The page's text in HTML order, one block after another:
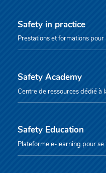
Safety in practice
Prestations et formations
Safety Academy
Centre de ressources dédié à
Safety Education
Plateforme e-learning pour